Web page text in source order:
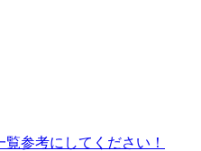
参考にしてください！